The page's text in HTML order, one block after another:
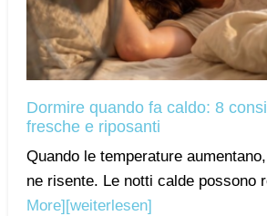
Dormire quando fa caldo: 8
fresche e riposanti
Quando le temperature
ne risente. Le notti calde possono
More] [weiterlesen]